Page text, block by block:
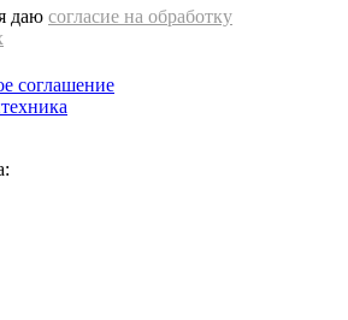
даю согласие на обработку
соглашение